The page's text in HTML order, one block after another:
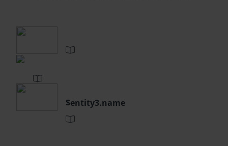
$entity3.name